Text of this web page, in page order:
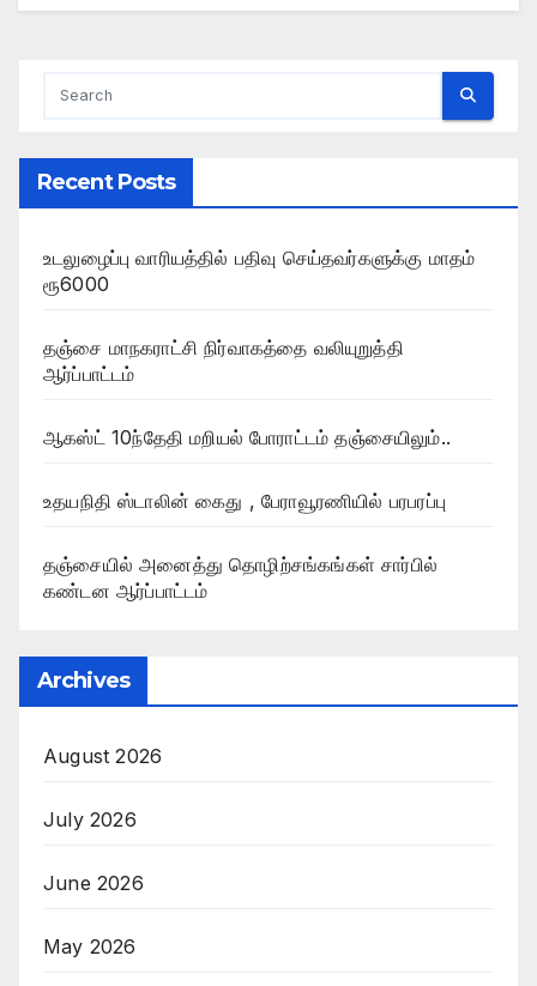
Recent Posts
உடலுழைப்பு வாரியத்தில் பதிவு செய்தவர்களுக்கு மாதம்
ரூ6000
தஞ்சை மாநகராட்சி நிர்வாகத்தை வலியுறுத்தி
ஆர்ப்பாட்டம்
ஆகஸ்ட் 10ந்தேதி மறியல் போராட்டம் தஞ்சையிலும்..
உதயநிதி ஸ்டாலின் கைது , பேராவூரணியில் பரபரப்பு
தஞ்சையில் அனைத்து தொழிற்சங்கங்கள் சார்பில்
கண்டன ஆர்ப்பாட்டம்
Archives
August 2026
July 2026
June 2026
May 2026